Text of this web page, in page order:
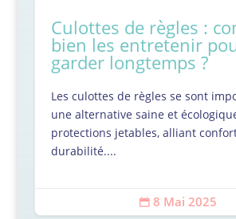
Culottes de règles :
bien les entretenir
garder longtemps ?
Les culottes de règles se sont
une alternative saine et
protections jetables, alliant
durabilité....
 8 Mai 2025